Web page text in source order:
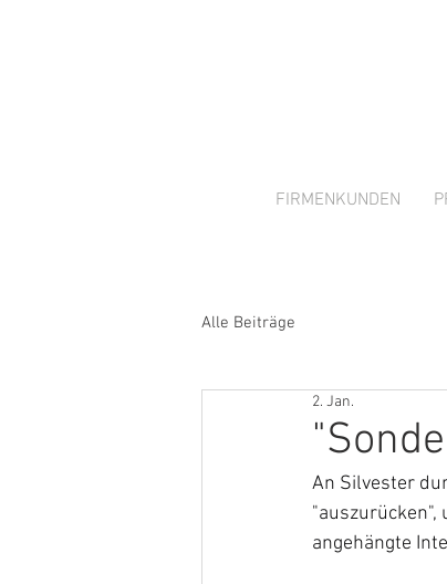
FIRMENKUNDEN
Alle Beiträge
2. Jan.
An Silvester
"auszurücken",
angehängte